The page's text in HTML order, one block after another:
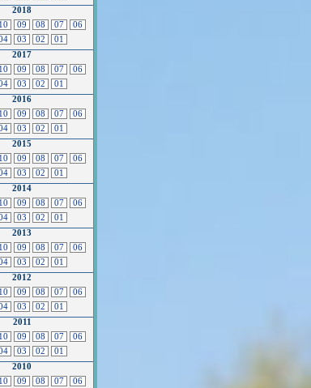
2018
10 09 08 07
06
03 02
01
2017
10 09 08 07
06
03 02
01
2016
10 09 08 07
06
03 02
01
2015
10 09 08 07
06
03 02
01
2014
10 09 08 07
06
03 02
01
2013
10 09 08 07
06
03 02
01
2012
10 09 08 07
06
03 02
01
2011
10 09 08 07
06
03 02
01
2010
10 09 08 07
06